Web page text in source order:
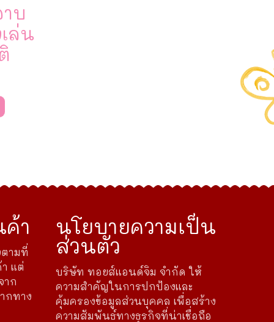
บ
ล่น
า
ามที่
แต่
าก
กทาง
นโยบายความเป็น
ส่วนตัว
บริษัท ทอยส์แอนด์จิม จำกัด ให้
ความสำคัญในการปกป้องและ
คุ้มครองข้อมูลส่วนบุคคล เพื่อสร้าง
ความสัมพันธ์ทางธุรกิจที่น่าเชื่อถือ